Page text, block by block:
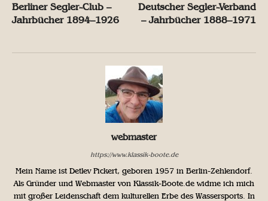
Berliner Segler-Club –
Jahrbücher 1894–1926
Deutscher Segler-Verband
– Jahrbücher 1888–1971
webmaster
https://www.klassik-boote.de
Mein Name ist Detlev Pickert, geboren 1957 in Berlin-Zehlendorf.
Als Gründer und Webmaster von Klassik-Boote.de widme ich mich
mit großer Leidenschaft dem kulturellen Erbe des Wassersports. In